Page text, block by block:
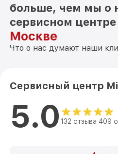
больше, чем мы о
сервисном центре
Москве
Что о нас думают наши
Сервисный центр
5.0 132 отзыва 409